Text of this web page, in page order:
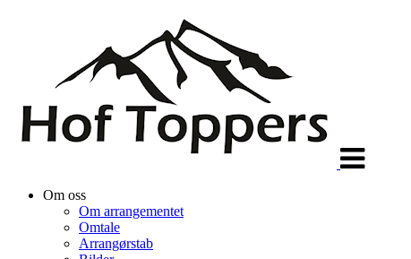
Om oss
Om arrangementet
Omtale
Arrangørstab